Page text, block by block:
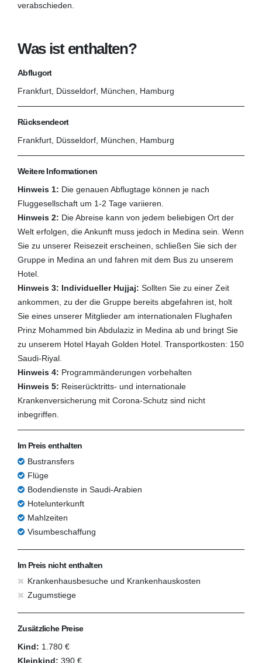
verabschieden.
Was ist enthalten?
Abflugort
Frankfurt, Düsseldorf, München, Hamburg
Rücksendeort
Frankfurt, Düsseldorf, München, Hamburg
Weitere Informationen
Hinweis 1: Die genauen Abflugtage können je nach
Fluggesellschaft um 1-2 Tage variieren.
Hinweis 2: Die Abreise kann von jedem beliebigen Ort der
Welt erfolgen, die Ankunft muss jedoch in Medina sein. Wenn
Sie zu unserer Reisezeit erscheinen, schließen Sie sich der
Gruppe in Medina an und fahren mit dem Bus zu unserem
Hotel.
Hinweis 3: Individueller Hujjaj: Sollten Sie zu einer Zeit
ankommen, zu der die Gruppe bereits abgefahren ist, holt
Sie eines unserer Mitglieder am internationalen Flughafen
Prinz Mohammed bin Abdulaziz in Medina ab und bringt Sie
zu unserem Hotel Hayah Golden Hotel. Transportkosten: 150
Saudi-Riyal.
Hinweis 4: Programmänderungen vorbehalten
Hinweis 5: Reiserücktritts- und internationale
Krankenversicherung mit Corona-Schutz sind nicht
inbegriffen.
Im Preis enthalten
Bustransfers
Flüge
Bodendienste in Saudi-Arabien
Hotelunterkunft
Mahlzeiten
Visumbeschaffung
Im Preis nicht enthalten
Krankenhausbesuche und Krankenhauskosten
Zugumstiege
Zusätzliche Preise
Kind: 1.780 €
Kleinkind: 390 €